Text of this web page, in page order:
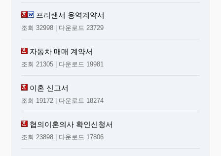
프리랜서 용역계약서
조회 32998 | 다운로드 23729
자동차 매매 계약서
조회 21305 | 다운로드 19981
이혼 신고서
조회 19172 | 다운로드 18274
협의이혼의사 확인신청서
조회 23898 | 다운로드 17806